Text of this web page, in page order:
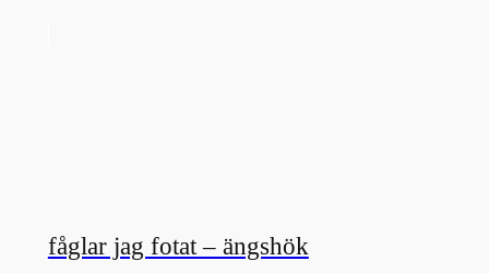
fåglar jag fotat – ängshök